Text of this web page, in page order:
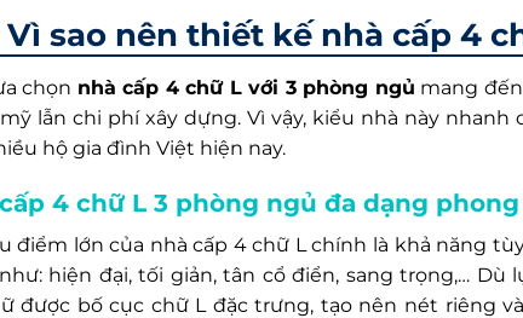
Vì sao nên thiết kế nhà cấp 4
chọn nhà cấp 4 chữ L với 3 phòng ngủ mang
lẫn chi phí xây dựng. Vì vậy, kiểu nhà này
hộ gia đình Việt hiện nay.
4 chữ L 3 phòng ngủ đa dạng
điểm lớn của nhà cấp 4 chữ L chính là khả năng
hiện đại, tối giản, tân cổ điển, sang trọng,… Dù
được bố cục chữ L đặc trưng, tạo nên nét riêng